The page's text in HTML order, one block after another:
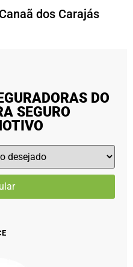
dos Carajás
DO
SEGURO